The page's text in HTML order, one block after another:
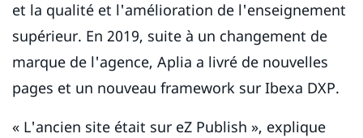
et la qualité et l'amélioration de l'enseignement
supérieur. En 2019, suite à un changement de
marque de l'agence, Aplia a livré de nouvelles
pages et un nouveau framework sur Ibexa DXP.
« L'ancien site était sur eZ Publish », explique